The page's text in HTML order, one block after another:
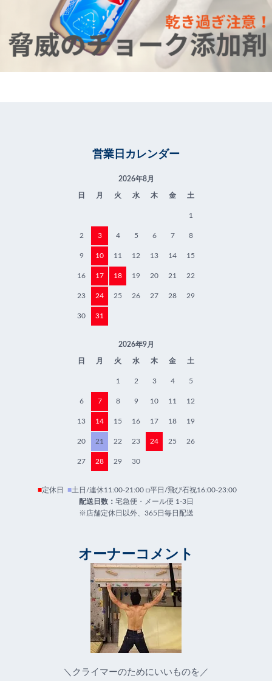
営業日カレンダー
2026年8月
日 月 火 水 木 金 土
1
2 3 4 5 6 7 8
9 10 11 12 13 14 15
16 17 18 19 20 21 22
23 24 25 26 27 28 29
30 31
2026年9月
日 月 火 水 木 金 土
1 2 3 4 5
6 7 8 9 10 11 12
13 14 15 16 17 18 19
20 21 22 23 24 25 26
27 28 29 30
■定休日 ■土日/連休11:00-21:00 □平日/飛び石祝16:00-23:00
配送日数： 宅急便・メール便 1-3日
※店舗定休日以外、365日毎日配送
オーナーコメント
＼クライマーのためにいいものを／